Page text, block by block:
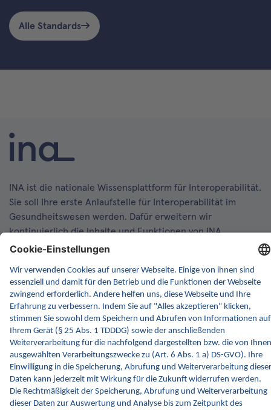
Alle Standards
INA ist die nationale Wissensplattform für Interoperabilität.
Sie soll Ihre erste Anlaufstelle für Interoperabilität im
Gesundheitswesen werden. Dafür erweitern wir
kontinuierlich die Inhalte und Funktionen von INA.
Kontakt
Kontaktformular
gematik GmbH
Rosenthaler Str. 30
10178 Berlin
Rechtliches